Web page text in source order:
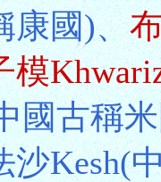
康國)、
模
國古稱
沙Kesh(